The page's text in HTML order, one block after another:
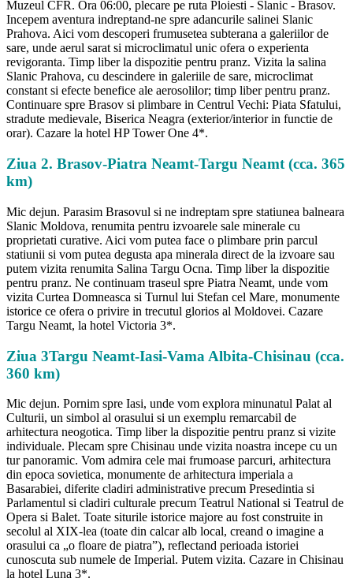
Muzeul CFR. Ora 06:00, plecare pe ruta Ploiesti - Slanic - Brasov.
Incepem aventura indreptand-ne spre adancurile salinei Slanic
Prahova. Aici vom descoperi frumusetea subterana a galeriilor de
sare, unde aerul sarat si microclimatul unic ofera o experienta
revigoranta. Timp liber la dispozitie pentru pranz. Vizita la salina
Slanic Prahova, cu descindere in galeriile de sare, microclimat
constant si efecte benefice ale aerosolilor; timp liber pentru pranz.
Continuare spre Brasov si plimbare in Centrul Vechi: Piata Sfatului,
stradute medievale, Biserica Neagra (exterior/interior in functie de
orar). Cazare la hotel HP Tower One 4*.
Ziua 2. Brasov-Piatra Neamt-Targu Neamt (cca. 365
km)
Mic dejun. Parasim Brasovul si ne indreptam spre statiunea balneara
Slanic Moldova, renumita pentru izvoarele sale minerale cu
proprietati curative. Aici vom putea face o plimbare prin parcul
statiunii si vom putea degusta apa minerala direct de la izvoare sau
putem vizita renumita Salina Targu Ocna. Timp liber la dispozitie
pentru pranz. Ne continuam traseul spre Piatra Neamt, unde vom
vizita Curtea Domneasca si Turnul lui Stefan cel Mare, monumente
istorice ce ofera o privire in trecutul glorios al Moldovei. Cazare
Targu Neamt, la hotel Victoria 3*.
Ziua 3Targu Neamt-Iasi-Vama Albita-Chisinau (cca.
360 km)
Mic dejun. Pornim spre Iasi, unde vom explora minunatul Palat al
Culturii, un simbol al orasului si un exemplu remarcabil de
arhitectura neogotica. Timp liber la dispozitie pentru pranz si vizite
individuale. Plecam spre Chisinau unde vizita noastra incepe cu un
tur panoramic. Vom admira cele mai frumoase parcuri, arhitectura
din epoca sovietica, monumente de arhitectura imperiala a
Basarabiei, diferite cladiri administrative precum Presedintia si
Parlamentul si cladiri culturale precum Teatrul National si Teatrul de
Opera si Balet. Toate siturile istorice majore au fost construite in
secolul al XIX-lea (toate din calcar alb local, creand o imagine a
orasului ca „o floare de piatra”), reflectand perioada istoriei
cunoscuta sub numele de Imperial. Putem vizita. Cazare in Chisinau
la hotel Luna 3*.